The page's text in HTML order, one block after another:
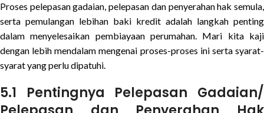
Proses pelepasan gadaian, pelepasan dan penyerahan hak semula,
serta pemulangan lebihan baki kredit adalah langkah penting
dalam menyelesaikan pembiayaan perumahan. Mari kita kaji
dengan lebih mendalam mengenai proses-proses ini serta syarat-
syarat yang perlu dipatuhi.
5.1 Pentingnya Pelepasan Gadaian/